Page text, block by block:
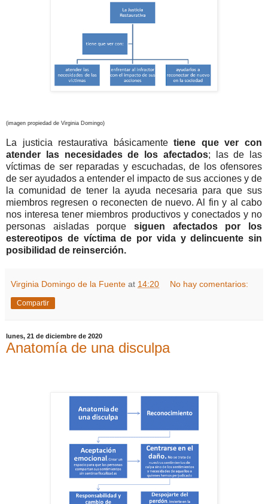
(imagen propiedad de Virginia Domingo)
La justicia restaurativa básicamentetiene que ver con
atender las necesidades de los afectados; las de las
víctimas de ser reparadas y escuchadas, de los ofensores
de ser ayudados a entender el impacto de sus acciones y de
la comunidad de tener la ayuda necesaria para que sus
miembros regresen o reconecten de nuevo. Al fin y al cabo
nos interesa tener miembros productivos y conectados y no
personas aisladas porque siguen afectados por los
estereotipos de víctima de por vida y delincuente sin
posibilidad de reinserción.
Virginia Domingo de la Fuente at 14:20 No hay comentarios:
Compartir
lunes, 21 de diciembre de 2020
Anatomía de una disculpa